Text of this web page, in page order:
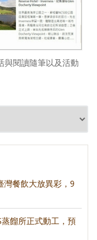
與閱讀隨筆以及活動
灣餐飲大放異彩，9
餾所正式動工，預